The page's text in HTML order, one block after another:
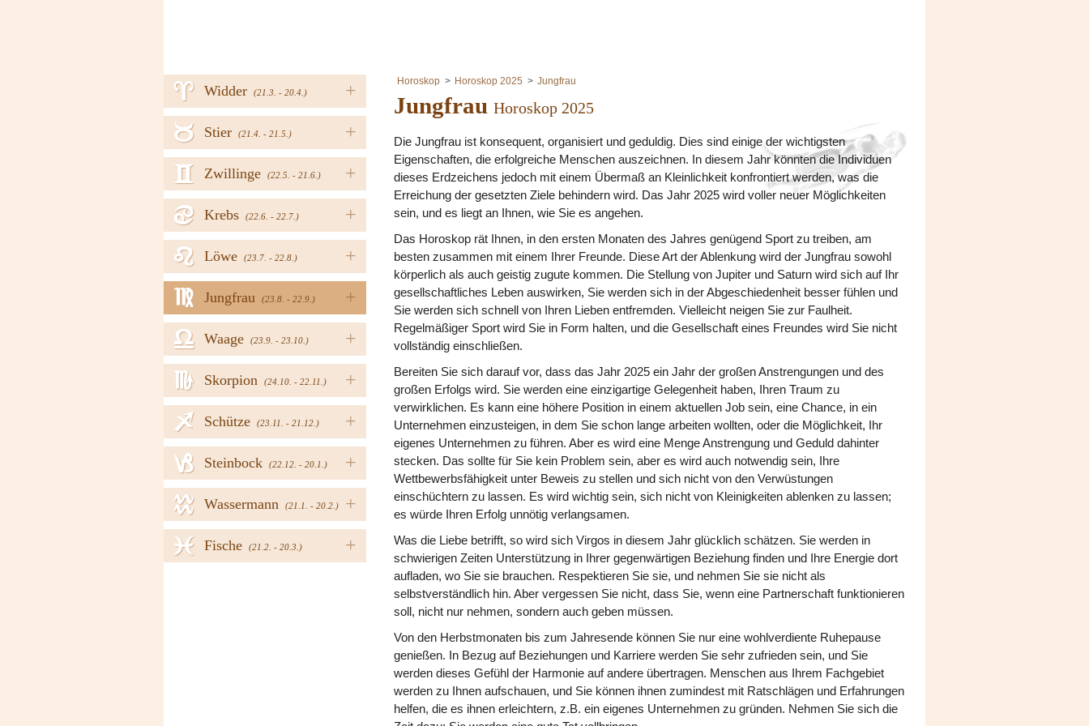
+
Widder (21.3. - 20.4.)
a
+
Stier (21.4. - 21.5.)
b
+
Zwillinge (22.5. - 21.6.)
c
+
Krebs (22.6. - 22.7.)
d
+
Löwe (23.7. - 22.8.)
e
+
Jungfrau (23.8. - 22.9.)
f
+
Waage (23.9. - 23.10.)
g
+
Skorpion (24.10. - 22.11.)
h
+
Schütze (23.11. - 21.12.)
i
+
Steinbock (22.12. - 20.1.)
j
+
Wassermann (21.1. - 20.2.)
k
+
Fische (21.2. - 20.3.)
l
Horoskop Horoskop 2025 Jungfrau
Jungfrau Horoskop 2025
Die Jungfrau ist konsequent, organisiert und geduldig. Dies sind einige der wichtigsten
Eigenschaften, die erfolgreiche Menschen auszeichnen. In diesem Jahr könnten die Individuen
dieses Erdzeichens jedoch mit einem Übermaß an Kleinlichkeit konfrontiert werden, was die
Erreichung der gesetzten Ziele behindern wird. Das Jahr 2025 wird voller neuer Möglichkeiten
sein, und es liegt an Ihnen, wie Sie es angehen.
Das Horoskop rät Ihnen, in den ersten Monaten des Jahres genügend Sport zu treiben, am
besten zusammen mit einem Ihrer Freunde. Diese Art der Ablenkung wird der Jungfrau sowohl
körperlich als auch geistig zugute kommen. Die Stellung von Jupiter und Saturn wird sich auf Ihr
gesellschaftliches Leben auswirken, Sie werden sich in der Abgeschiedenheit besser fühlen und
Sie werden sich schnell von Ihren Lieben entfremden. Vielleicht neigen Sie zur Faulheit.
Regelmäßiger Sport wird Sie in Form halten, und die Gesellschaft eines Freundes wird Sie nicht
vollständig einschließen.
Bereiten Sie sich darauf vor, dass das Jahr 2025 ein Jahr der großen Anstrengungen und des
großen Erfolgs wird. Sie werden eine einzigartige Gelegenheit haben, Ihren Traum zu
verwirklichen. Es kann eine höhere Position in einem aktuellen Job sein, eine Chance, in ein
Unternehmen einzusteigen, in dem Sie schon lange arbeiten wollten, oder die Möglichkeit, Ihr
eigenes Unternehmen zu führen. Aber es wird eine Menge Anstrengung und Geduld dahinter
stecken. Das sollte für Sie kein Problem sein, aber es wird auch notwendig sein, Ihre
Wettbewerbsfähigkeit unter Beweis zu stellen und sich nicht von den Verwüstungen
einschüchtern zu lassen. Es wird wichtig sein, sich nicht von Kleinigkeiten ablenken zu lassen;
es würde Ihren Erfolg unnötig verlangsamen.
Was die Liebe betrifft, so wird sich Virgos in diesem Jahr glücklich schätzen. Sie werden in
schwierigen Zeiten Unterstützung in Ihrer gegenwärtigen Beziehung finden und Ihre Energie dort
aufladen, wo Sie sie brauchen. Respektieren Sie sie, und nehmen Sie sie nicht als
selbstverständlich hin. Aber vergessen Sie nicht, dass Sie, wenn eine Partnerschaft funktionieren
soll, nicht nur nehmen, sondern auch geben müssen.
Von den Herbstmonaten bis zum Jahresende können Sie nur eine wohlverdiente Ruhepause
genießen. In Bezug auf Beziehungen und Karriere werden Sie sehr zufrieden sein, und Sie
werden dieses Gefühl der Harmonie auf andere übertragen. Menschen aus Ihrem Fachgebiet
werden zu Ihnen aufschauen, und Sie können ihnen zumindest mit Ratschlägen und Erfahrungen
helfen, die es ihnen erleichtern, z.B. ein eigenes Unternehmen zu gründen. Nehmen Sie sich die